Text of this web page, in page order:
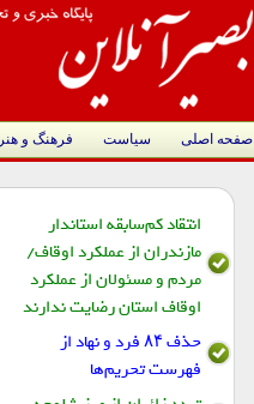
صفحه اصلی سیاست فرهنگ و هنر
انتقاد کم‌سابقه استاندار
مازندران از عملکرد اوقاف/
مردم و مسئولان از عملکرد
اوقاف استان رضایت ندارند
حذف ۸۴ فرد و نهاد از
فهرست تحریم‌ها